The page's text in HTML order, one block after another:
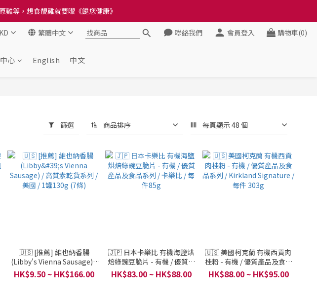
小心選擇分區及區域, 因資料錯誤會影響前往結帳
等，想食靚雞就要嚟《餸您健康》
小心選擇分區及區域, 因資料錯誤會影響前往結帳
繁體中文 聯絡我們 會員登入 購物車(0)
心 English 中文
篩選 商品排序 每頁顯示 48 個
🇺🇸 [推薦] 維也納香腸
(Libby's Vienna Sausage) /
高質素乾貨系列 / 美國 / 1罐
130g (7條)
HK$9.50 ~ HK$166.00
🇯🇵 日本卡樂比 有機海鹽烘
焙綠豌豆脆片 - 有機 / 優質產
品及食品系列 / 卡樂比 / 每件
85g
HK$83.00 ~ HK$88.00
🇺🇸 美國柯克蘭 有機西貢肉
桂粉 - 有機 / 優質產品及食品
系列 / Kirkland Signature /
每件 303g
HK$88.00 ~ HK$95.00